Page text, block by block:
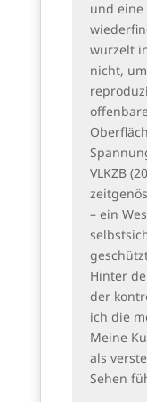
und eine
wurzelt
nicht,
VLKZB
– ein
Hinter
der
ich die
Meine
als
Sehen